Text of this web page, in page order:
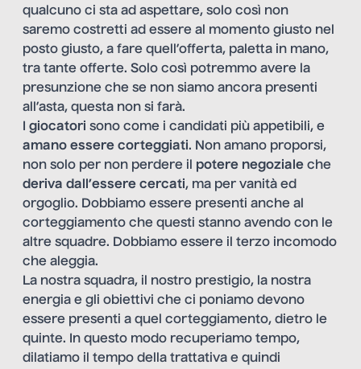
qualcuno ci sta ad aspettare, solo così non
saremo costretti ad essere al momento giusto nel
posto giusto, a fare quell’offerta, paletta in mano,
tra tante offerte. Solo così potremmo avere la
presunzione che se non siamo ancora presenti
all’asta, questa non si farà.
I giocatori sono come i candidati più appetibili, e
amano essere corteggiati. Non amano proporsi,
non solo per non perdere il potere negoziale che
deriva dall’essere cercati, ma per vanità ed
orgoglio. Dobbiamo essere presenti anche al
corteggiamento che questi stanno avendo con le
altre squadre. Dobbiamo essere il terzo incomodo
che aleggia.
La nostra squadra, il nostro prestigio, la nostra
energia e gli obiettivi che ci poniamo devono
essere presenti a quel corteggiamento, dietro le
quinte. In questo modo recuperiamo tempo,
dilatiamo il tempo della trattativa e quindi